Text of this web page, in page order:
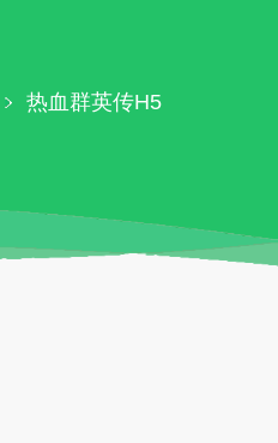
热血群英传H5